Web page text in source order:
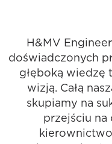
H&MV
doświadczonych
głęboką wiedzę
wizją. Całą
skupiamy na
przejściu na